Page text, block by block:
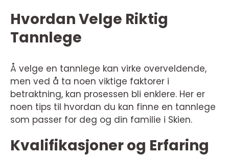
Hvordan Velge Riktig
Tannlege
Å velge en tannlege kan virke overveldende,
men ved å ta noen viktige faktorer i
betraktning, kan prosessen bli enklere. Her er
noen tips til hvordan du kan finne en tannlege
som passer for deg og din familie i Skien.
Kvalifikasjoner og Erfaring